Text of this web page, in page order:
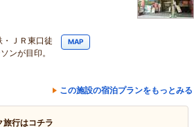
ＪＲ東口徒
ンが目印。
MAP
この施設の宿泊プランをもっとみる
旅行はコチラ